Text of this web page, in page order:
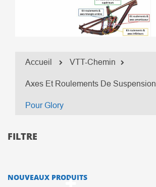
Accueil VTT-Chemin
Axes Et Roulements De Suspension
Pour Glory
FILTRE
NOUVEAUX PRODUITS